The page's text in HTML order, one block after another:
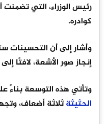
رئيس الوزراء، التي تضمنت
كوادره.
وأشار إلى أن التحسينات
إنجاز صور الأشعة، لافتًا
وتأتي هذه التوسعة بناءً
الحثيثةثلاثة أضعاف،